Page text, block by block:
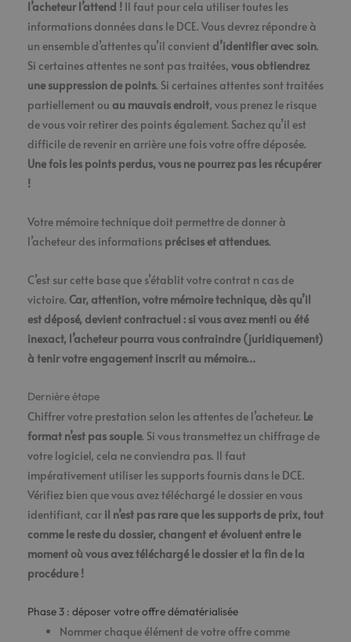
l’acheteur l’attend ! Il faut pour cela utiliser toutes les
informations données dans le DCE. Vous devrez répondre à
un ensemble d’attentes qu’il convient d’identifier avec soin.
Si certaines attentes ne sont pas traitées, vous obtiendrez
une suppression de points. Si certaines attentes sont traitées
partiellement ou au mauvais endroit, vous prenez le risque
de vous voir retirer des points également. Sachez qu’il est
difficile de revenir en arrière une fois votre offre déposée.
Une fois les points perdus, vous ne pourrez pas les récupérer
!
Votre mémoire technique doit permettre de donner à
l’acheteur des informations précises et attendues.
C’est sur cette base que s’établit votre contrat n cas de
victoire. Car, attention, votre mémoire technique, dès qu’il
est déposé, devient contractuel : si vous avez menti ou été
inexact, l’acheteur pourra vous contraindre (juridiquement)
à tenir votre engagement inscrit au mémoire…
Dernière étape
Chiffrer votre prestation selon les attentes de l’acheteur. Le
format n’est pas souple. Si vous transmettez un chiffrage de
votre logiciel, cela ne conviendra pas. Il faut
impérativement utiliser les supports fournis dans le DCE.
Vérifiez bien que vous avez téléchargé le dossier en vous
identifiant, car il n’est pas rare que les supports de prix, tout
comme le reste du dossier, changent et évoluent entre le
moment où vous avez téléchargé le dossier et la fin de la
procédure !
Phase 3 : déposer votre offre dématérialisée
Nommer chaque élément de votre offre comme